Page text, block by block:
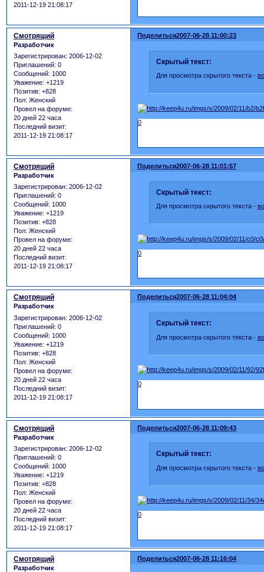
2011-12-19 21:08:17
Поделиться2007-06-28 11:00:23
Смотрящий
Разработчик
Зарегистрирован: 2006-12-02
Приглашений: 0
Сообщений: 1000
Уважение: +1219
Позитив: +828
Пол: Женский
Провел на форуме:
20 дней 22 часа
Последний визит:
2011-12-19 21:08:17
Скрытый текст:
Для просмотра скрытого текста -
0
Поделиться2007-06-28 11:01:57
Смотрящий
Разработчик
Зарегистрирован: 2006-12-02
Приглашений: 0
Сообщений: 1000
Уважение: +1219
Позитив: +828
Пол: Женский
Провел на форуме:
20 дней 22 часа
Последний визит:
2011-12-19 21:08:17
Скрытый текст:
Для просмотра скрытого текста -
0
Поделиться2007-06-28 11:04:04
Смотрящий
Разработчик
Зарегистрирован: 2006-12-02
Приглашений: 0
Сообщений: 1000
Уважение: +1219
Позитив: +828
Пол: Женский
Провел на форуме:
20 дней 22 часа
Последний визит:
2011-12-19 21:08:17
Скрытый текст:
Для просмотра скрытого текста -
0
Поделиться2007-06-28 11:09:43
Смотрящий
Разработчик
Зарегистрирован: 2006-12-02
Приглашений: 0
Сообщений: 1000
Уважение: +1219
Позитив: +828
Пол: Женский
Провел на форуме:
20 дней 22 часа
Последний визит:
2011-12-19 21:08:17
Скрытый текст:
Для просмотра скрытого текста -
0
Поделиться2007-06-28 11:16:04
Смотрящий
Разработчик